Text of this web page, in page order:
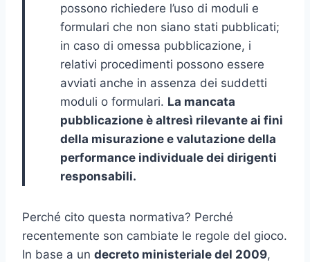
possono richiedere l’uso di moduli e
formulari che non siano stati pubblicati;
in caso di omessa pubblicazione, i
relativi procedimenti possono essere
avviati anche in assenza dei suddetti
moduli o formulari. La mancata
pubblicazione è altresì rilevante ai fini
della misurazione e valutazione della
performance individuale dei dirigenti
responsabili.
Perché cito questa normativa? Perché
recentemente son cambiate le regole del gioco.
In base a un decreto ministeriale del 2009,